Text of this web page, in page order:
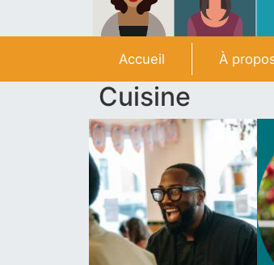
Navigation principale
Accueil À
Cuisine